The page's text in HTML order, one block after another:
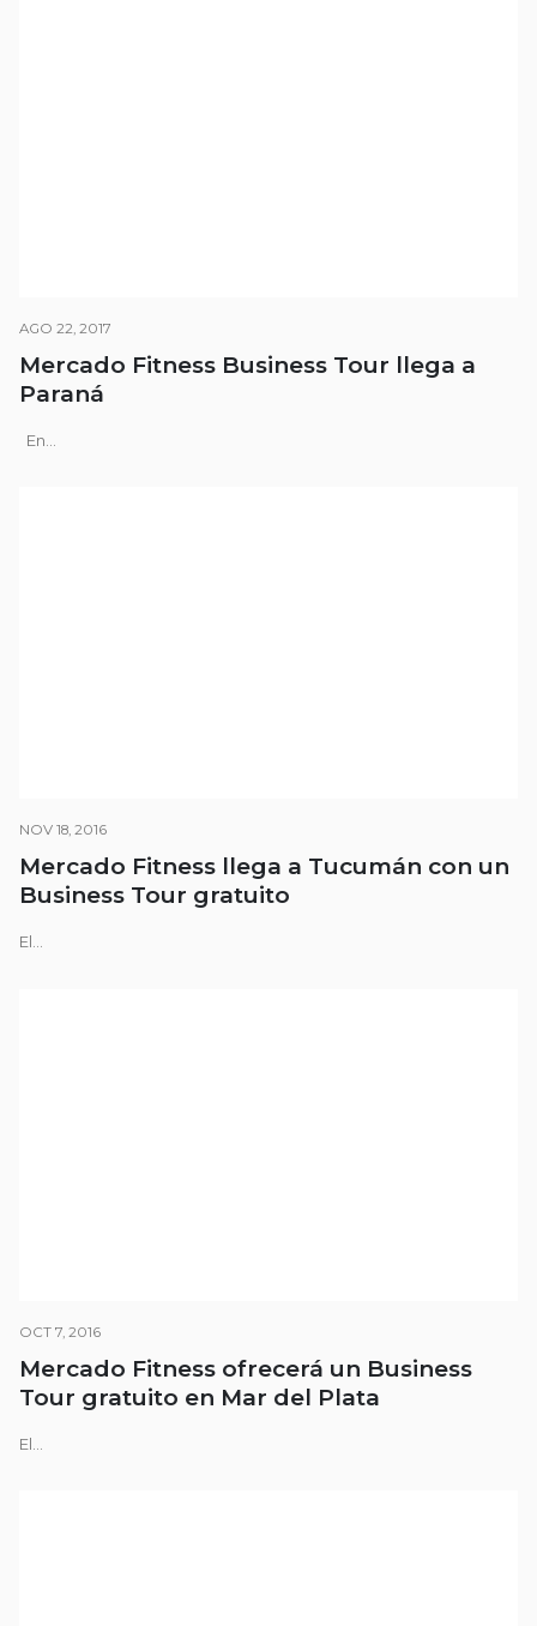
AGO 22, 2017
Mercado Fitness Business Tour llega a
Paraná
En...
NOV 18, 2016
Mercado Fitness llega a Tucumán con un
Business Tour gratuito
El...
OCT 7, 2016
Mercado Fitness ofrecerá un Business
Tour gratuito en Mar del Plata
El...